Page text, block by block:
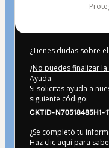
¿Tienes dudas sobre
¿No puedes finalizar
Ayuda
Si solicitas ayuda a
siguiente código:
CKTID-N70518485H1-
¿Se completó tu
Haz clic aquí para